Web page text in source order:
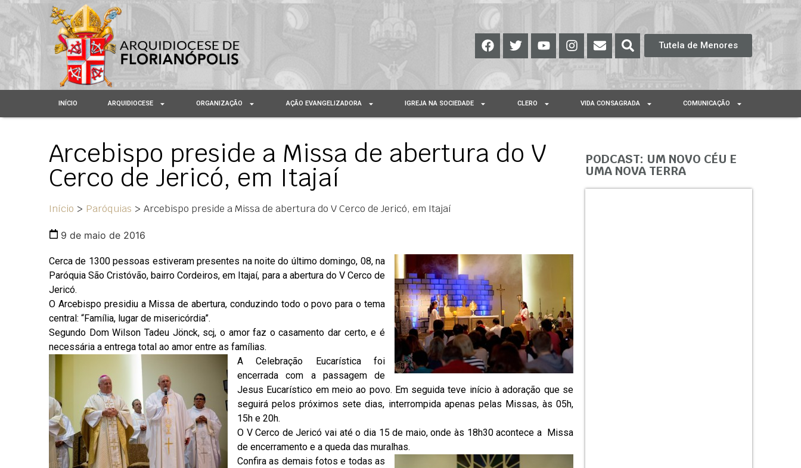
Tutela de Menores
INÍCIO ARQUIDIOCESE ORGANIZAÇÃO AÇÃO EVANGELIZADORA IGREJA NA SOCIEDADE CLERO VIDA CONSAGRADA COMUNICAÇÃO
Arcebispo preside a Missa de abertura do V
Cerco de Jericó, em Itajaí
Início > Paróquias > Arcebispo preside a Missa de abertura do V Cerco de Jericó, em Itajaí
9 de maio de 2016
Cerca de 1300 pessoas estiveram presentes na noite do último domingo, 08, na
Paróquia São Cristóvão, bairro Cordeiros, em Itajaí, para a abertura do V Cerco de
Jericó.
O Arcebispo presidiu a Missa de abertura, conduzindo todo o povo para o tema
central: “Família, lugar de misericórdia”.
Segundo Dom Wilson Tadeu Jönck, scj, o amor faz o casamento dar certo, e é
necessária a entrega total ao amor entre as famílias.
A Celebração Eucarística foi
encerrada com a passagem de
Jesus Eucarístico em meio ao povo. Em seguida teve início à adoração que se
seguirá pelos próximos sete dias, interrompida apenas pelas Missas, às 05h,
15h e 20h.
O V Cerco de Jericó vai até o dia 15 de maio, onde às 18h30 acontece a Missa
de encerramento e a queda das muralhas.
Confira as demais fotos e todas as
PODCAST: UM NOVO CÉU E
UMA NOVA TERRA